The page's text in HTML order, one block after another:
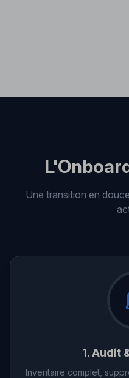
Une transition en
1. Audit
Inventaire complet,